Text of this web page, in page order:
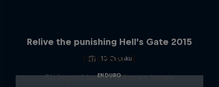
Relive the punishing Hell’s Gate 2015
10 Снимки
ENDURO
Hirscher X
Ski legend tackles unknown terrain